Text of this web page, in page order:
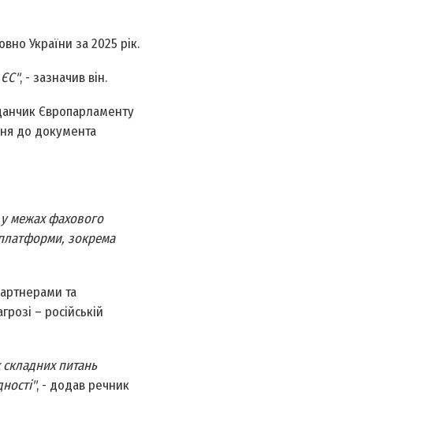
України за 2025 рік.
, - зазначив він.
Європарламенту
до документа
межах фахового
зокрема
та
– російській
складних питань
, - додав речник